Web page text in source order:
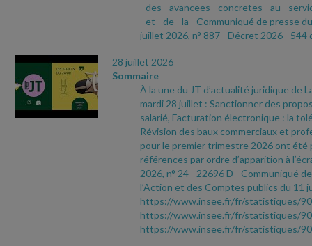
- des - avancees - concretes - au -
- et - de - la - Communiqué de presse
juillet 2026, n° 887 - Décret 2026 - 544
28 juillet 2026
Sommaire
À la une du JT d’actualité juridique de
mardi 28 juillet : Sanctionner des
salarié, Facturation électronique : la
Révision des baux commerciaux et
pour le premier trimestre 2026 ont été
références par ordre d’apparition à
2026, n° 24 - 22696 D - Communiqué
l’Action et des Comptes publics du 11
https://www.insee.fr/fr/statistiques/
https://www.insee.fr/fr/statistiques/
https://www.insee.fr/fr/statistiques/